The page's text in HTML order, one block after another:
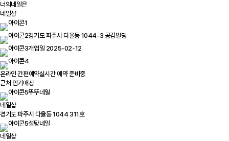
너의네일은
네일샵
경기도 파주시 다율동 1044-3 공감빌딩
개업일 2025-02-12
온라인 간편예약실시간 예약 준비중
근처 인기매장
뚜뚜네일
네일샵
경기도 파주시 다율동 1044 311호
설탕네일
네일샵